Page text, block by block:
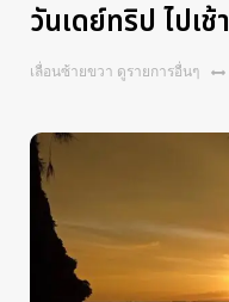
วันเดย์ทริป ไปเช้
เลื่อนซ้ายขวา ดูรายการอื่นๆ